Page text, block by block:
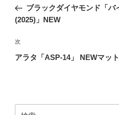
ナ
ゲ
ー
の
投
ブラックダイヤモンド「バ
(2025)」NEW
次
の
次
アラタ「ASP-14」 NEWマット